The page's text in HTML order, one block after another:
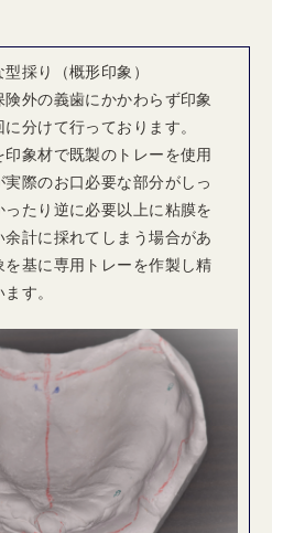
型採り（概形印象）
外の義歯にかかわらず印象
に分けて行っております。
象材で既製のトレーを使用
実際のお口必要な部分がしっ
たり逆に必要以上に粘膜を
計に採れてしまう場合があ
を基に専用トレーを作製し精
す。